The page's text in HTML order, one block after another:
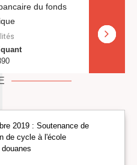
2019 : Soutenance de
de cycle à l'école